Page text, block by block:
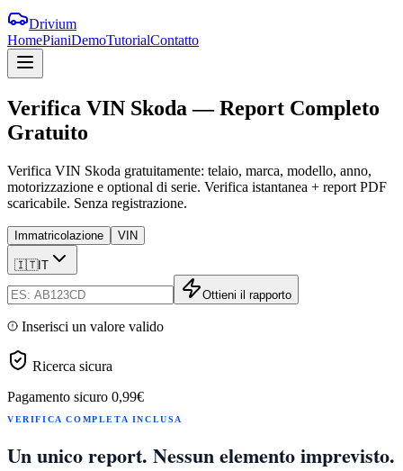
Drivium
HomePianiDemoTutorialContatto
Verifica VIN Skoda—Report Completo
Gratuito
Verifica VIN Skoda gratuitamente: telaio, marca, modello, anno,
motorizzazione e optional di serie. Verifica istantanea + report PDF
scaricabile. Senza registrazione.
Immatricolazione VIN
🇮🇹IT
Ottieni il rapporto
Inserisci un valore valido
Ricerca sicura
Pagamento sicuro 0,99€
VERIFICA COMPLETA INCLUSA
Un unico report. Nessun elemento imprevisto.